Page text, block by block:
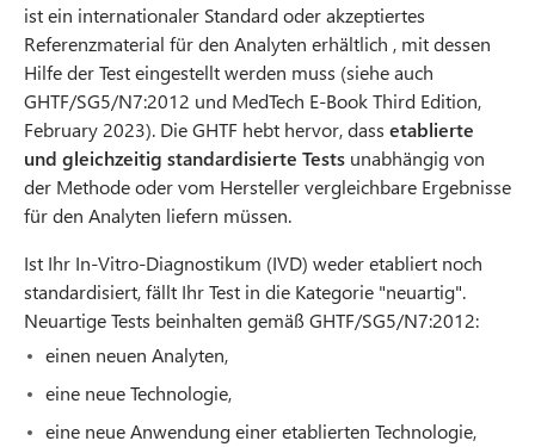
ist ein internationaler Standard oder akzeptiertes
Referenzmaterial für den Analyten erhältlich , mit dessen
Hilfe der Test eingestellt werden muss (siehe auch
GHTF/SG5/N7:2012 und MedTech E-Book Third Edition,
February 2023). Die GHTF hebt hervor, dass etablierte
und gleichzeitig standardisierte Tests unabhängig von
der Methode oder vom Hersteller vergleichbare Ergebnisse
für den Analyten liefern müssen.
Ist Ihr In-Vitro-Diagnostikum (IVD) weder etabliert noch
standardisiert, fällt Ihr Test in die Kategorie "neuartig".
Neuartige Tests beinhalten gemäß GHTF/SG5/N7:2012:
einen neuen Analyten,
eine neue Technologie,
eine neue Anwendung einer etablierten Technologie,